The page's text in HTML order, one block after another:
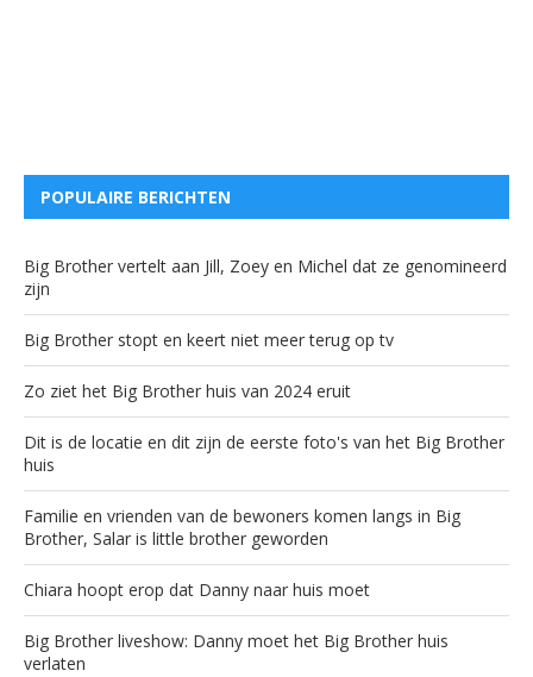
POPULAIRE BERICHTEN
Big Brother vertelt aan Jill, Zoey en Michel dat ze genomineerd
zijn
Big Brother stopt en keert niet meer terug op tv
Zo ziet het Big Brother huis van 2024 eruit
Dit is de locatie en dit zijn de eerste foto's van het Big Brother
huis
Familie en vrienden van de bewoners komen langs in Big
Brother, Salar is little brother geworden
Chiara hoopt erop dat Danny naar huis moet
Big Brother liveshow: Danny moet het Big Brother huis
verlaten